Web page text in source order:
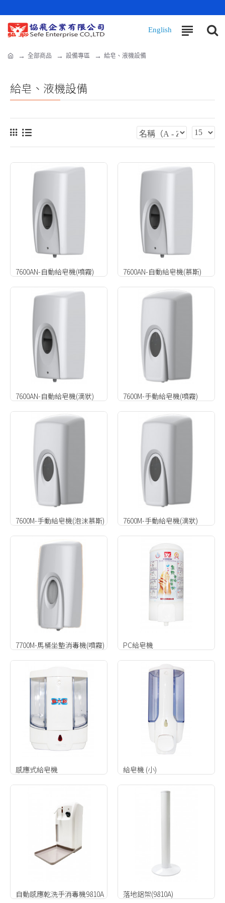
全部商品 設備專區 給皂、液機設備
給皂、液機設備
7600AN-自動給皂機(噴霧) 7600AN-自動給皂機(慕斯)
7600AN-自動給皂機(滴狀) 7600M-手動給皂機(噴霧)
7600M-手動給皂機(泡沫慕斯) 7600M-手動給皂機(滴狀)
7700M-馬桶坐墊消毒機(噴霧) PC給皂機
感應式給皂機 給皂機 (小)
自動感應乾洗手消毒機9810A 落地鋁架(9810A)